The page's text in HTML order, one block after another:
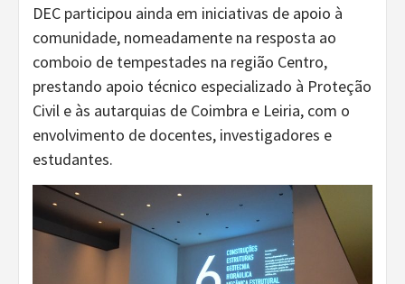
DEC participou ainda em iniciativas de apoio à
comunidade, nomeadamente na resposta ao
comboio de tempestades na região Centro,
prestando apoio técnico especializado à Proteção
Civil e às autarquias de Coimbra e Leiria, com o
envolvimento de docentes, investigadores e
estudantes.